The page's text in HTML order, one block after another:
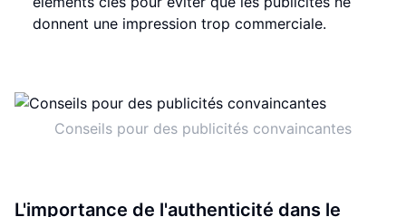
donnent une impression trop commerciale.
Conseils pour des publicités convaincantes
L'importance de l'authenticité dans le